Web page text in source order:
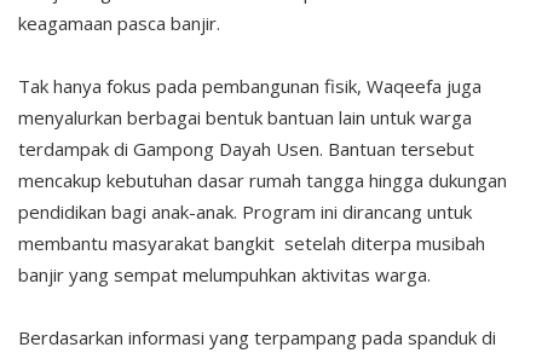
keagamaan pasca banjir.
Tak hanya fokus pada pembangunan fisik, Waqeefa juga
menyalurkan berbagai bentuk bantuan lain untuk warga
terdampak di Gampong Dayah Usen. Bantuan tersebut
mencakup kebutuhan dasar rumah tangga hingga dukungan
pendidikan bagi anak-anak. Program ini dirancang untuk
membantu masyarakat bangkit setelah diterpa musibah
banjir yang sempat melumpuhkan aktivitas warga.
Berdasarkan informasi yang terpampang pada spanduk di